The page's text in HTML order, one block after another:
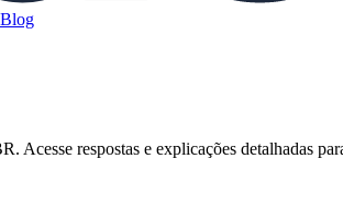
Blog
. Acesse respostas e explicações detalhadas